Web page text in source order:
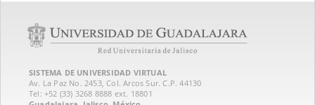
SISTEMA DE UNIVERSIDAD VIRTUAL
Av. La Paz No. 2453, Col. Arcos Sur. C.P. 44130
Tel: +52 (33) 3268 8888‏ ext. 18801